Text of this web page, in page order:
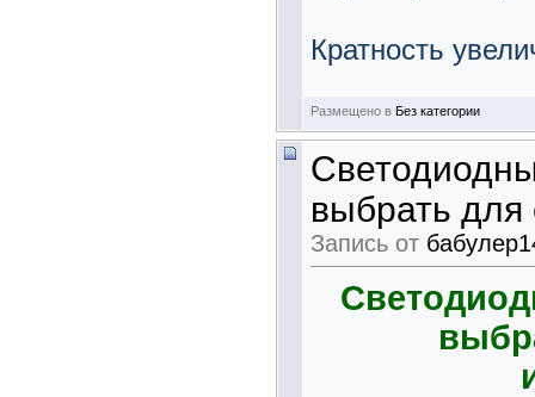
Кратность
Размещено в Без категории
выбрать для
Запись от